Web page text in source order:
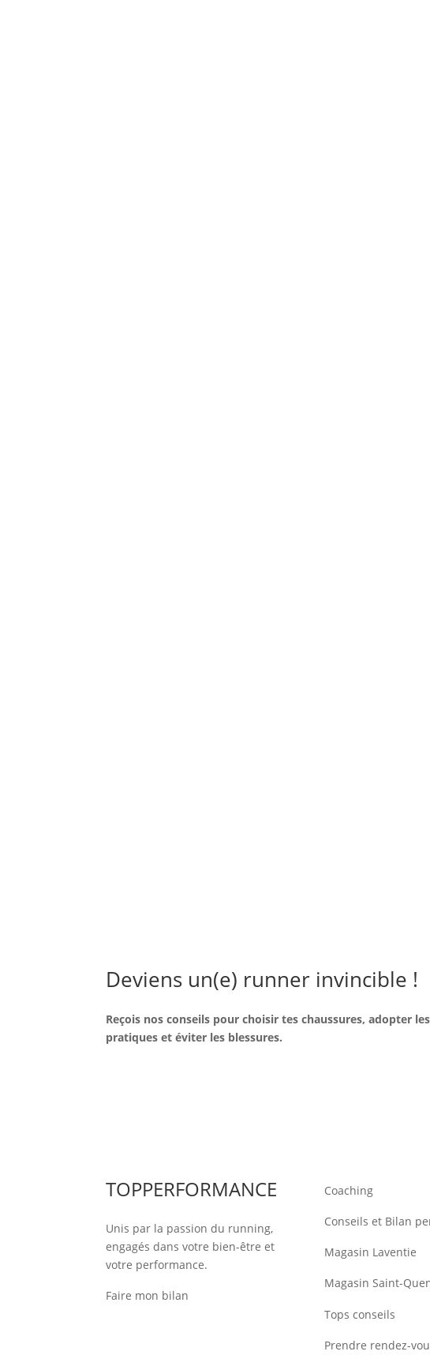
Deviens un(e) runner invincible !
Reçois nos conseils pour choisir tes chaussures, adopter
pratiques et éviter les blessures.
TOPPERFORMANCE
Unis par la passion du running,
engagés dans votre bien-être et
votre performance.
Faire mon bilan
Coaching
Conseils et Bilan
Magasin Laventie
Magasin Saint-
Tops conseils
Prendre rendez-